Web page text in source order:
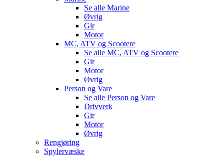
Se alle Marine
Øvrig
Gir
Motor
MC, ATV og Scootere
Se alle MC, ATV og Scootere
Gir
Motor
Øvrig
Person og Vare
Se alle Person og Vare
Drivverk
Gir
Motor
Øvrig
Rengjøring
Spylervæske